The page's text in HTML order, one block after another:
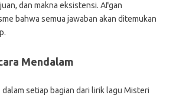
dan makna eksistensi. Afgan
bahwa semua jawaban akan ditemukan
Mendalam
setiap bagian dari lirik lagu Misteri